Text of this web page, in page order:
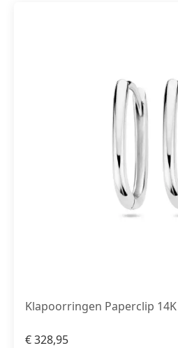
Klapoorringen Paperclip
€328,95